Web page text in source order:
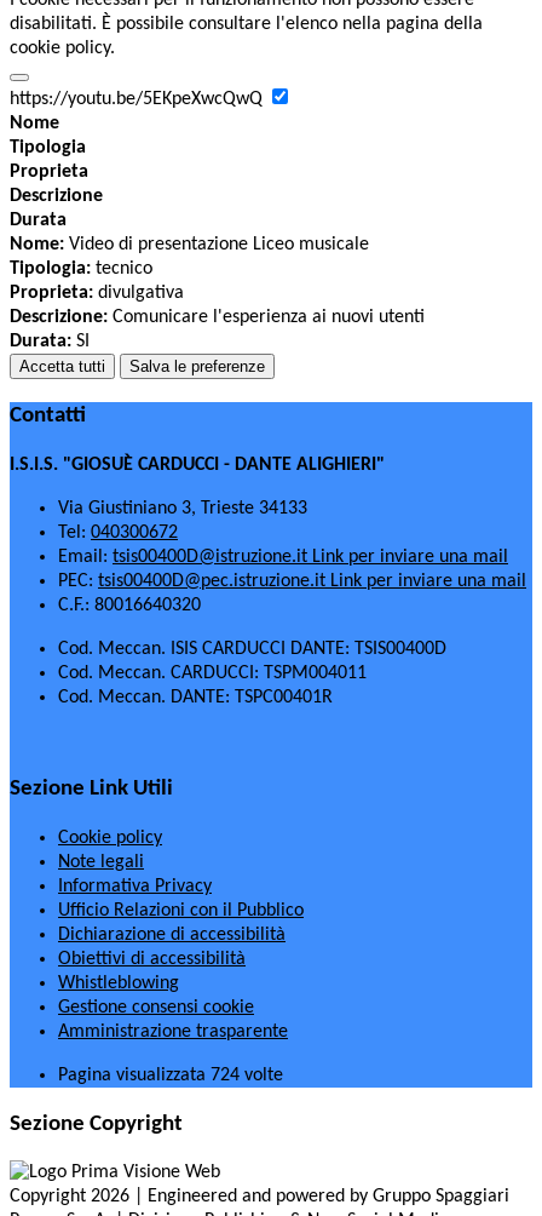
disabilitati. È possibile consultare l'elenco nella pagina della
cookie policy.
https://youtu.be/5EKpeXwcQwQ
Nome
Tipologia
Proprieta
Descrizione
Durata
Nome: Video di presentazione Liceo musicale
Tipologia: tecnico
Proprieta: divulgativa
Descrizione: Comunicare l'esperienza ai nuovi utenti
Durata: SI
Accetta tutti Salva le preferenze
Contatti
I.S.I.S. "GIOSUÈ CARDUCCI - DANTE ALIGHIERI"
Via Giustiniano 3, Trieste 34133
Tel: 040300672
Email: tsis00400D@istruzione.it Link per inviare una mail
PEC: tsis00400D@pec.istruzione.it Link per inviare una mail
C.F.: 80016640320
Cod. Meccan. ISIS CARDUCCI DANTE: TSIS00400D
Cod. Meccan. CARDUCCI: TSPM004011
Cod. Meccan. DANTE: TSPC00401R
Sezione Link Utili
Cookie policy
Note legali
Informativa Privacy
Ufficio Relazioni con il Pubblico
Dichiarazione di accessibilità
Obiettivi di accessibilità
Whistleblowing
Gestione consensi cookie
Amministrazione trasparente
Pagina visualizzata 724 volte
Sezione Copyright
Copyright 2026 | Engineered and powered by Gruppo Spaggiari